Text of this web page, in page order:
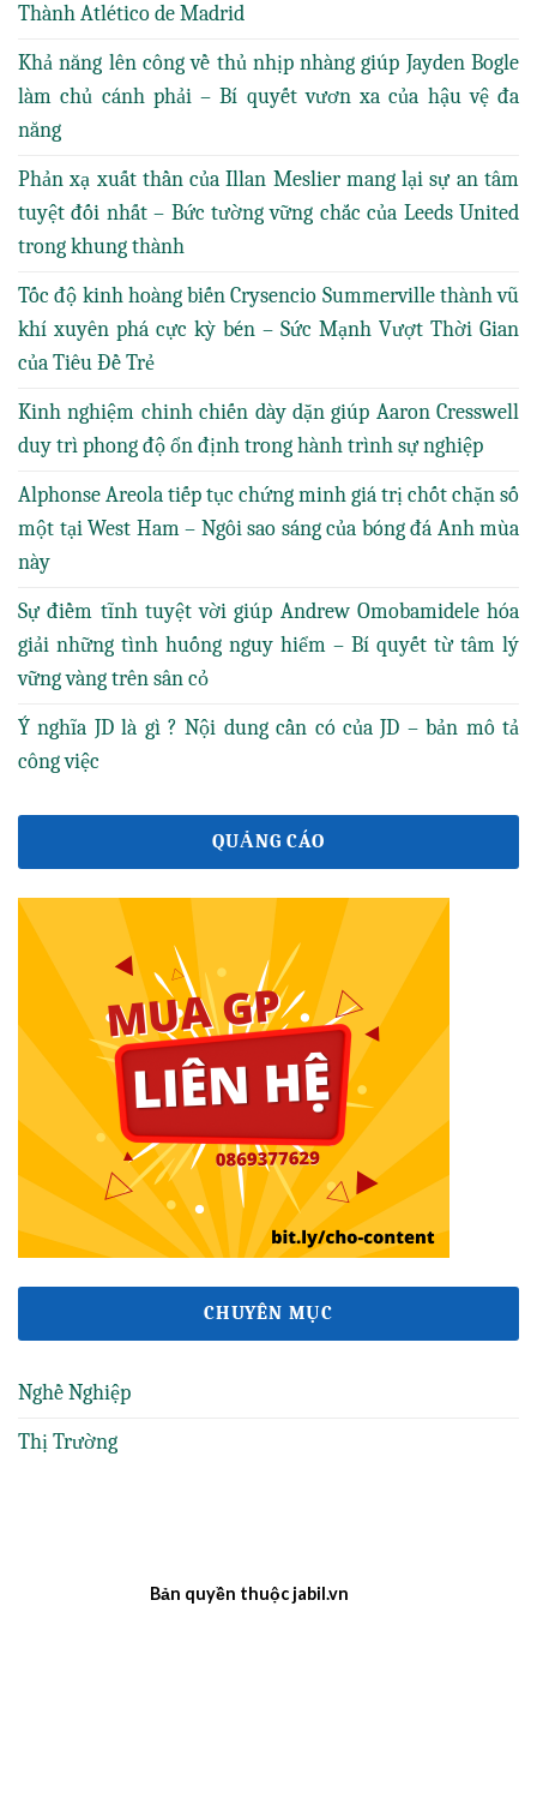
Thành Atlético de Madrid
Khả năng lên công về thủ nhịp nhàng giúp Jayden Bogle
làm chủ cánh phải – Bí quyết vươn xa của hậu vệ đa
năng
Phản xạ xuất thần của Illan Meslier mang lại sự an tâm
tuyệt đối nhất – Bức tường vững chắc của Leeds United
trong khung thành
Tốc độ kinh hoàng biến Crysencio Summerville thành vũ
khí xuyên phá cực kỳ bén – Sức Mạnh Vượt Thời Gian
của Tiêu Đề Trẻ
Kinh nghiệm chinh chiến dày dặn giúp Aaron Cresswell
duy trì phong độ ổn định trong hành trình sự nghiệp
Alphonse Areola tiếp tục chứng minh giá trị chốt chặn số
một tại West Ham – Ngôi sao sáng của bóng đá Anh mùa
này
Sự điềm tĩnh tuyệt vời giúp Andrew Omobamidele hóa
giải những tình huống nguy hiểm – Bí quyết từ tâm lý
vững vàng trên sân cỏ
Ý nghĩa JD là gì ? Nội dung cần có của JD – bản mô tả
công việc
QUẢNG CÁO
CHUYÊN MỤC
Nghề Nghiệp
Thị Trường
Bản quyền thuộc jabil.vn